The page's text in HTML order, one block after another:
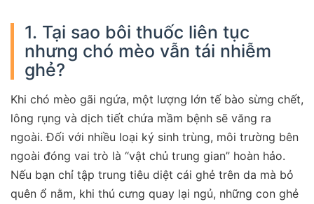
1. Tại sao bôi thuốc liên tục
nhưng chó mèo vẫn tái nhiễm
ghẻ?
Khi chó mèo gãi ngứa, một lượng lớn tế bào sừng chết,
lông rụng và dịch tiết chứa mầm bệnh sẽ văng ra
ngoài. Đối với nhiều loại ký sinh trùng, môi trường bên
ngoài đóng vai trò là “vật chủ trung gian” hoàn hảo.
Nếu bạn chỉ tập trung tiêu diệt cái ghẻ trên da mà bỏ
quên ổ nằm, khi thú cưng quay lại ngủ, những con ghẻ